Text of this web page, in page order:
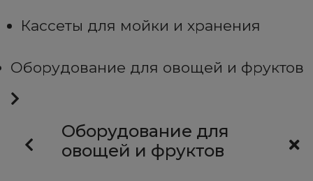
Кассеты для мойки и хранения
Оборудование для овощей и фруктов
Оборудование для
овощей и фруктов